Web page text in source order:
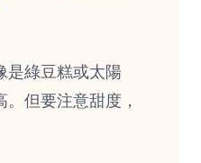
是綠豆糕或太陽
但要注意甜度，